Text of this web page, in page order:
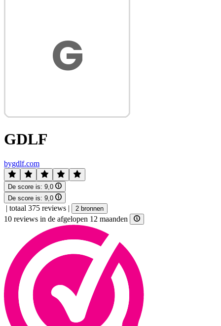
GDLF
bygdlf.com
De score is: 9,0
De score is: 9,0
| totaal 375 reviews | 2 bronnen
10 reviews in de afgelopen 12 maanden